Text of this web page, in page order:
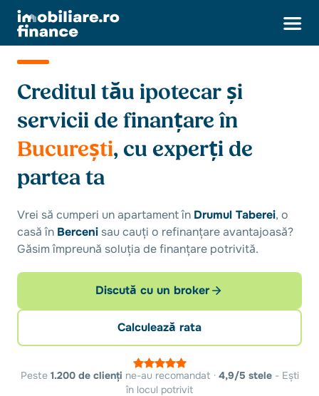
Creditul tău ipotecar și
servicii de finanțare în
București, cu experți de
partea ta
Vrei să cumperi un apartament în Drumul Taberei, o
casă în Berceni sau cauți o refinanțare avantajoasă?
Găsim împreună soluția de finanțare potrivită.
Discută cu un broker
Calculează rata
Peste 1.200 de clienți ne-au recomandat · 4,9/5 stele- Ești
în locul potrivit